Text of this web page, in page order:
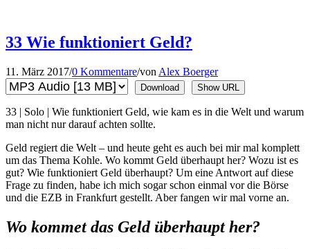
33 Wie funktioniert Geld?
11. März 2017/0 Kommentare/von Alex Boerger
Download Show URL
33 | Solo | Wie funktioniert Geld, wie kam es in die Welt und warum
man nicht nur darauf achten sollte.
Geld regiert die Welt – und heute geht es auch bei mir mal komplett
um das Thema Kohle. Wo kommt Geld überhaupt her? Wozu ist es
gut? Wie funktioniert Geld überhaupt? Um eine Antwort auf diese
Frage zu finden, habe ich mich sogar schon einmal vor die Börse
und die EZB in Frankfurt gestellt. Aber fangen wir mal vorne an.
Wo kommet das Geld überhaupt her?